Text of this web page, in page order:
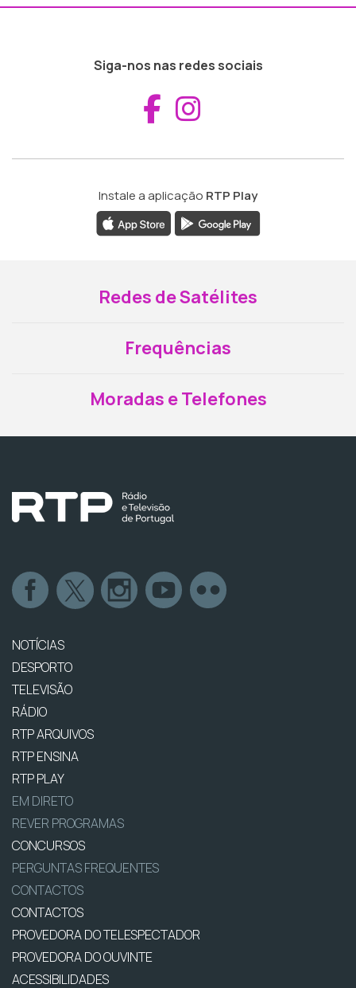
Siga-nos nas redes sociais
Aceder ao
Instale a aplicação RTP Play
Redes de Satélites
Frequências
Moradas e Telefones
NOTÍCIAS
DESPORTO
TELEVISÃO
RÁDIO
RTP ARQUIVOS
RTP ENSINA
RTP PLAY
EM DIRETO
REVER PROGRAMAS
CONCURSOS
PERGUNTAS FREQUENTES
CONTACTOS
CONTACTOS
PROVEDORA DO TELESPECTADOR
PROVEDORA DO OUVINTE
ACESSIBILIDADES